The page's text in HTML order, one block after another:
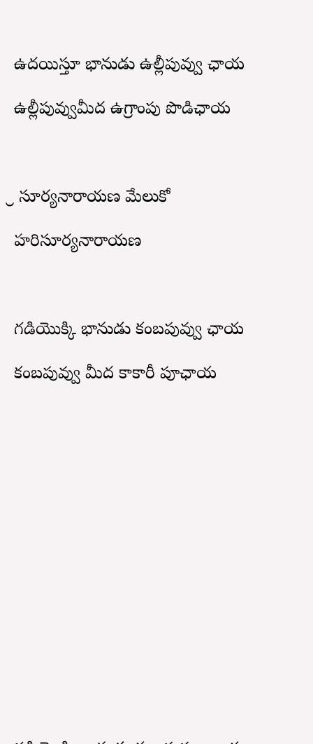
ఉదయిస్తూ భానుడు ఉల్లీపువ్వు ఛాయ
ఉల్లీపువ్వుమీద ఉగ్రాంపు పొడిఛాయ
శ్రీ సూర్యనారాయణ మేలుకో
హరిసూర్యనారాయణ
గడియొక్కి భానుడు కంబపువ్వు ఛాయ
కంబపువ్వు మీద కాకారీ పూఛాయ